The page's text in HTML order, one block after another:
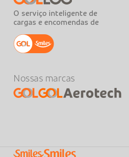
O serviço inteligente de
cargas e encomendas de
Nossas marcas